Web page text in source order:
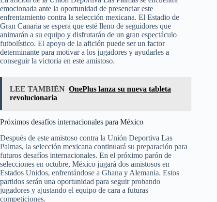
emocionada ante la oportunidad de presenciar este
enfrentamiento contra la selección mexicana. El Estadio de
Gran Canaria se espera que esté lleno de seguidores que
animarán a su equipo y disfrutarán de un gran espectáculo
futbolístico. El apoyo de la afición puede ser un factor
determinante para motivar a los jugadores y ayudarles a
conseguir la victoria en este amistoso.
LEE TAMBIÉN OnePlus lanza su nueva tableta
revolucionaria
Próximos desafíos internacionales para México
Después de este amistoso contra la Unión Deportiva Las
Palmas, la selección mexicana continuará su preparación para
futuros desafíos internacionales. En el próximo parón de
selecciones en octubre, México jugará dos amistosos en
Estados Unidos, enfrentándose a Ghana y Alemania. Estos
partidos serán una oportunidad para seguir probando
jugadores y ajustando el equipo de cara a futuras
competiciones.